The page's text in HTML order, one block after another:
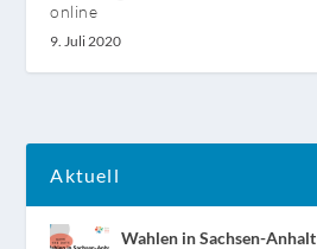
online
9. Juli 2020
Aktuell
Wahlen in Sachsen-Anhalt